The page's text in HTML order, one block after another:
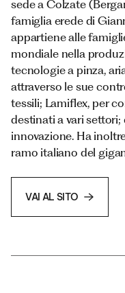
sede a Colzate
famiglia erede di
appartiene alle
mondiale nella
tecnologie a pinza,
attraverso le sue
tessili; Lamiflex, per
destinati a vari
innovazione. Ha
ramo italiano del
VAI AL SITO